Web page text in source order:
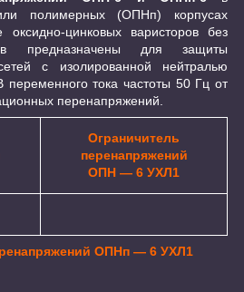
полимерных (ОПНп) корпусах
цинковых варисторов без
предназначены для защиты
с изолированной нейтралью
переменного тока частоты 50 Гц от
перенапряжений.
Ограничитель
перенапряжений
OПН ― 6 УХЛ1
OПНп ― 6 УХЛ1